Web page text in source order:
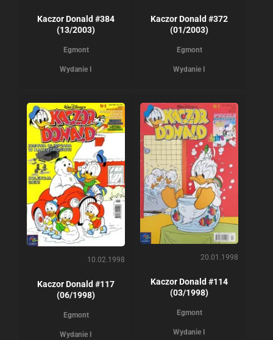
Kaczor Donald #384
(13/2003)
Egmont
Wydanie I
Kaczor Donald #372
(01/2003)
Egmont
Wydanie I
10.02.1998
Kaczor Donald #117
(06/1998)
Egmont
Wydanie I
20.01.1998
Kaczor Donald #114
(03/1998)
Egmont
Wydanie I